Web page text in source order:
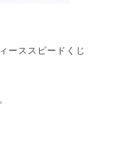
ーススピードくじ